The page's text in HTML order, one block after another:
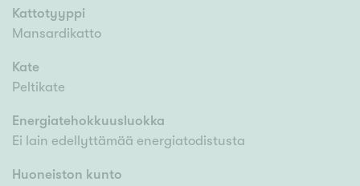
Kattotyyppi
Mansardikatto
Kate
Peltikate
Energiatehokkuusluokka
Ei lain edellyttämää energiatodistusta
Huoneiston kunto